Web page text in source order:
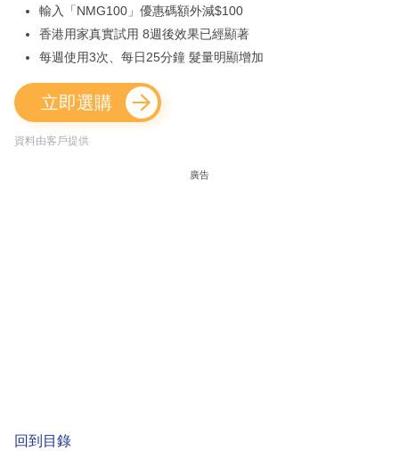
輸入「NMG100」優惠碼額外減$100
香港用家真實試用 8週後效果已經顯著
每週使用3次、每日25分鐘 髮量明顯增加
立即選購
資料由客戶提供
廣告
回到目錄